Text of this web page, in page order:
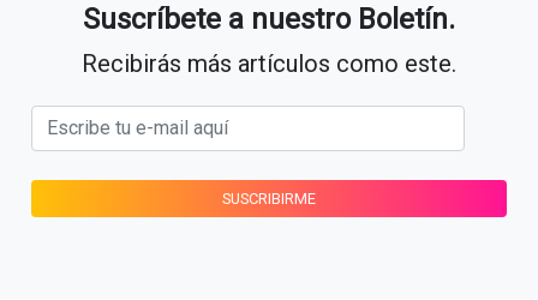
Suscríbete a nuestro Boletín.
Recibirás más artículos como este.